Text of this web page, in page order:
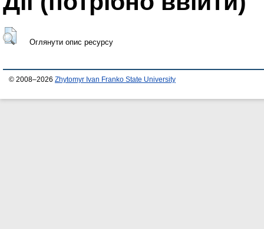
Оглянути опис ресурсу
© 2008–2026 Zhytomyr Ivan Franko State University